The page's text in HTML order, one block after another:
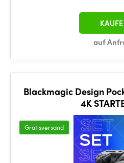
auf
Blackmagic Design
4K
Gratisversand